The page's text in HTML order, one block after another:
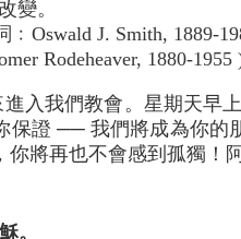
變。
﹕Oswald J. Smith, 1889-
1880-1955
入我們教會。星期天早
保證 ── 我們將成為你的
你將再也不會感到孤獨！
。